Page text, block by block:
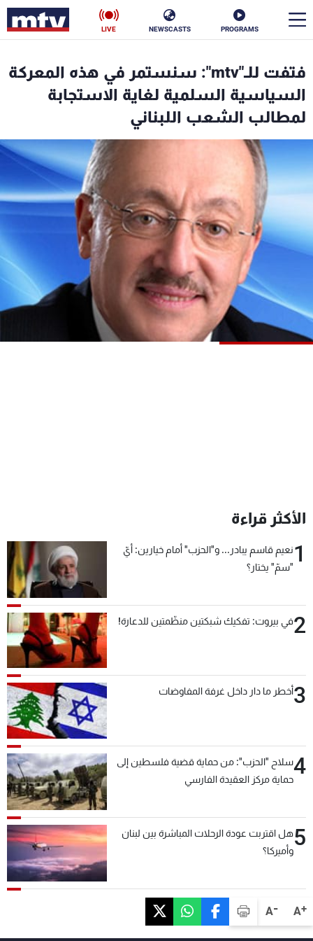
PROGRAMS
NEWSCASTS
LIVE
A+
A-
فتفت للـ"mtv": سنستمر في هذه المعركة
السياسية السلمية لغاية الاستجابة
لمطالب الشعب اللبناني
الأكثر قراءة
1نعيم قاسم يبادر... و"الحزب" أمام خيارين: أيّ
"سمّ" يختار؟
2في بيروت: تفكيك شبكتين منظّمتين للدعارة!
3أخطر ما دار داخل غرفة المفاوضات
4سلاح "الحزب": من حماية قضية فلسطين إلى
حماية مركز العقيدة الفارسي
5هل اقتربت عودة الرحلات المباشرة بين لبنان
وأميركا؟
الأخبار
سياسة ناس
إقتصاد
منوعات رياضة
كأس العالم
البرامج
جدول البرامج
شاهد البرامج
الترددات